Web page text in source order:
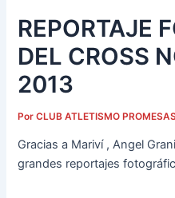
REPORTAJE
DEL CROSS
2013
PorCLUB ATLETISMO
Gracias a Mariví , Angel
grandes reportajes